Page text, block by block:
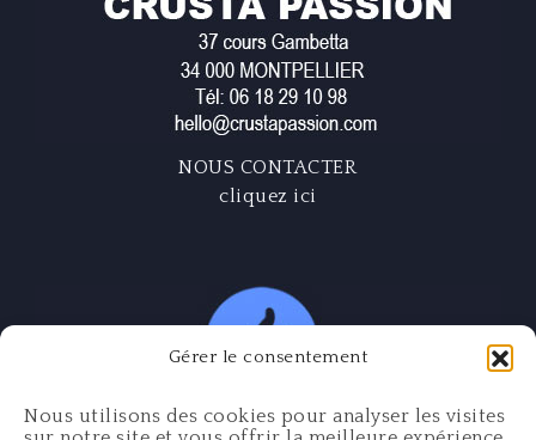
Gérer le consentement
Nous utilisons des cookies pour analyser les visites
NOUS CONTACTER
cliquez ici